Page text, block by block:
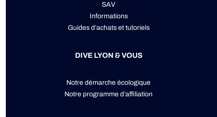
SAV
Informations
Guides d’achats et tutoriels
DIVE LYON & VOUS
Notre démarche écologique
Notre programme d’affiliation